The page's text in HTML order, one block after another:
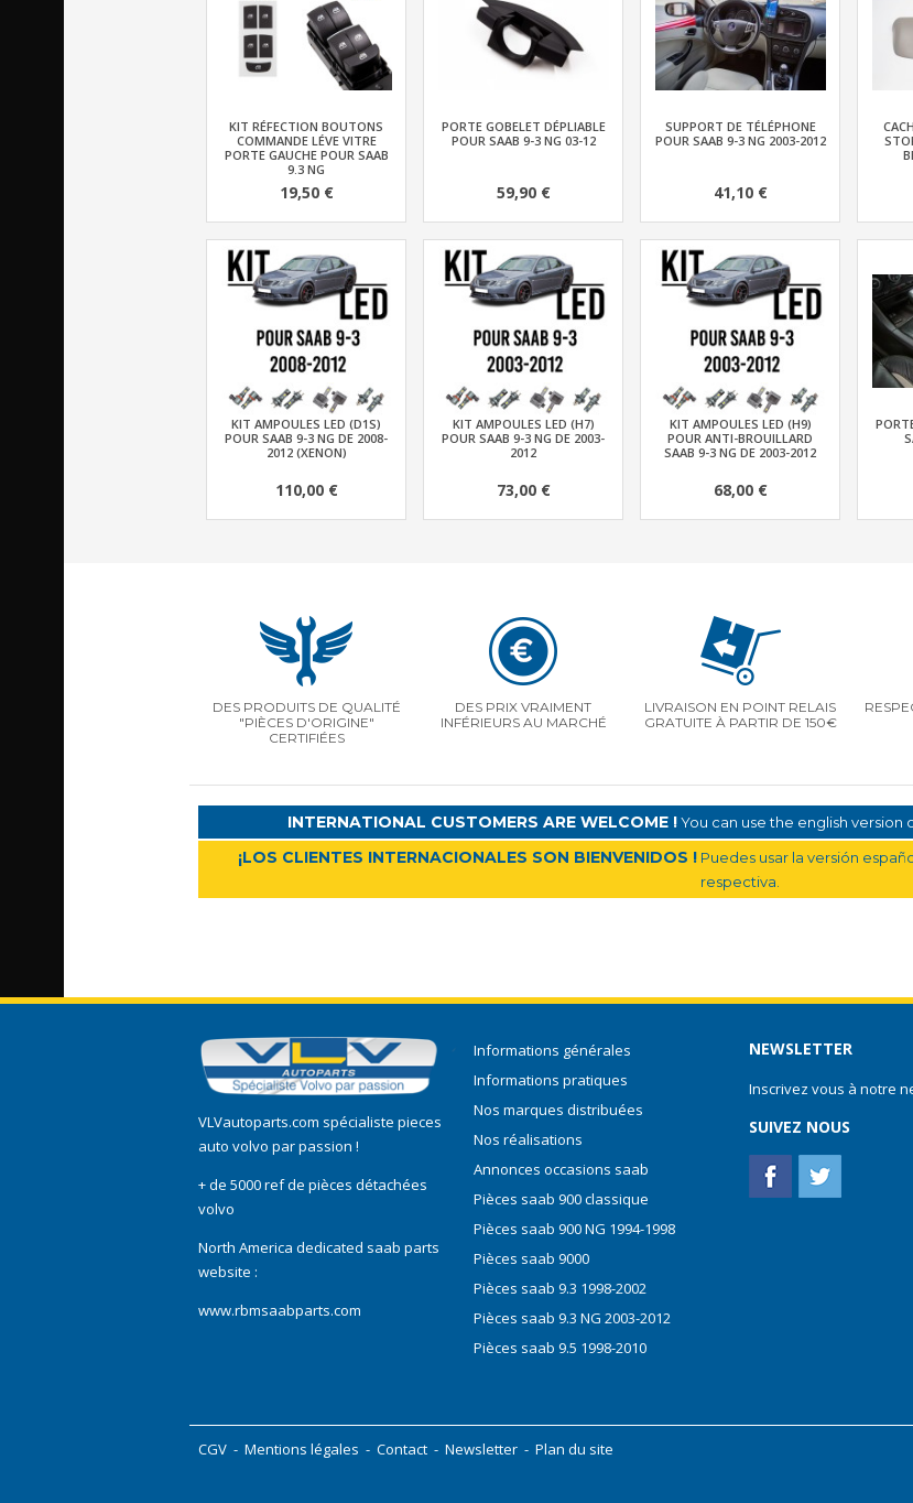
KIT RÉFECTION BOUTONS
COMMANDE LÉVE VITRE
PORTE GAUCHE POUR SAAB
9.3 NG
19,50 €
PORTE GOBELET DÉPLIABLE
POUR SAAB 9-3 NG 03-12
59,90 €
SUPPORT DE TÉLÉPHONE
POUR SAAB 9-3 NG 2003-2012
41,10 €
KIT AMPOULES LED (D1S)
POUR SAAB 9-3 NG DE 2008-
2012 (XENON)
110,00 €
KIT AMPOULES LED (H7)
POUR SAAB 9-3 NG DE 2003-
2012
73,00 €
KIT AMPOULES LED (H9)
POUR ANTI-BROUILLARD
SAAB 9-3 NG DE 2003-2012
68,00 €
DES PRODUITS DE QUALITÉ
"PIÈCES D'ORIGINE"
CERTIFIÉES
DES PRIX VRAIMENT
INFÉRIEURS AU MARCHÉ
LIVRAISON EN POINT RELAIS
GRATUITE À PARTIR DE 150€
INTERNATIONAL CUSTOMERS ARE WELCOME !You can use the english version
¡LOS CLIENTES INTERNACIONALES SON BIENVENIDOS ! Puedes usar la versión
respectiva.
VLVautoparts.com spécialiste pieces
auto volvo par passion !
+ de 5000 ref de pièces détachées
volvo
North America dedicated saab parts
website :
www.rbmsaabparts.com
Informations générales
Informations pratiques
Nos marques distribuées
Nos réalisations
Annonces occasions saab
Pièces saab 900 classique
Pièces saab 900 NG 1994-1998
Pièces saab 9000
Pièces saab 9.3 1998-2002
Pièces saab 9.3 NG 2003-2012
Pièces saab 9.5 1998-2010
NEWSLETTER
Inscrivez vous à notre
SUIVEZ NOUS
CGV- Mentions légales - Contact- Newsletter- Plan du site